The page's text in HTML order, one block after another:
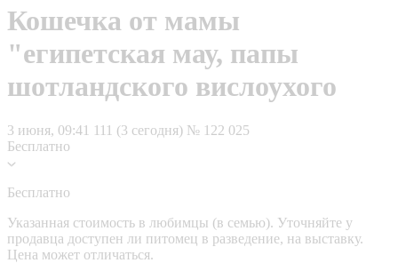
Кошечка от мамы
"египетская мау, папы
шотландского вислоухого
3 июня, 09:41 111 (3 сегодня) № 122 025
Бесплатно
Бесплатно
Указанная стоимость в любимцы (в семью). Уточняйте у
продавца доступен ли питомец в разведение, на выставку.
Цена может отличаться.